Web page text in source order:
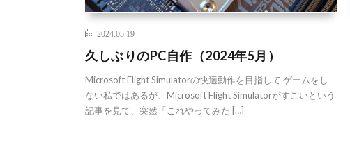
2024.05.19
久しぶりのPC自作（2024年5月）
Microsoft Flight Simulatorの快適動作を目指して ゲームをし
ない私ではあるが、Microsoft Flight Simulatorがすごいという
記事を見て、突然「これやってみた […]